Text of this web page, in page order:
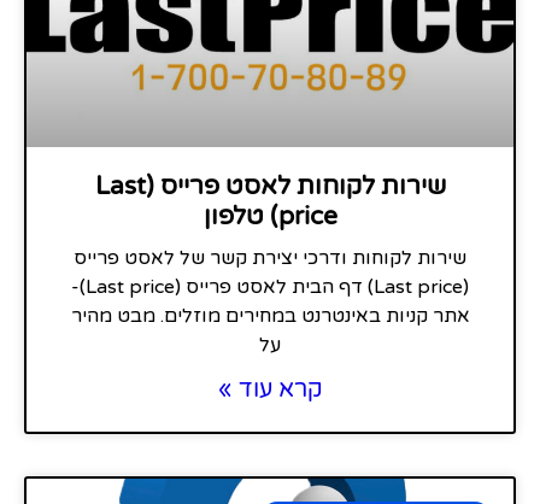
שירות לקוחות לאסט פרייס (Last
price) טלפון
שירות לקוחות ודרכי יצירת קשר של לאסט פרייס
(Last price) דף הבית לאסט פרייס (Last price)-
אתר קניות באינטרנט במחירים מוזלים. מבט מהיר
על
קרא עוד »